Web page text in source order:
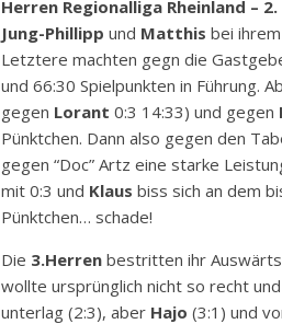
Herren Regionalliga Rheinland –
Jung-Phillipp und Matthis bei
Letztere machten gegn die
und 66:30 Spielpunkten in Führung.
gegen Lorant 0:3 14:33) und gegen
Pünktchen. Dann also gegen den
gegen “Doc” Artz eine starke
mit 0:3 und Klaus biss sich an dem
Pünktchen… schade!
Die 3.Herren bestritten ihr
wollte ursprünglich nicht so recht
unterlag (2:3), aber Hajo (3:1) und